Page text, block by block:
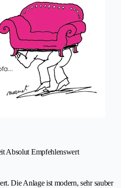
Absolut Empfehlenswert
Die Anlage ist modern, sehr sauber